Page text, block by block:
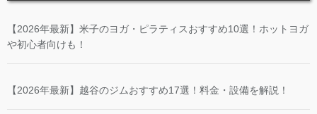
【2026年最新】米子のヨガ・ピラティスおすすめ10選！ホットヨガ
や初心者向けも！
【2026年最新】越谷のジムおすすめ17選！料金・設備を解説！